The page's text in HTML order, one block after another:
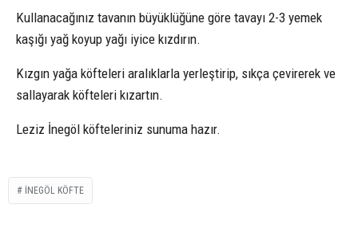
Kullanacağınız tavanın büyüklüğüne göre tavayı 2-3 yemek
kaşığı yağ koyup yağı iyice kızdırın.
Kızgın yağa köfteleri aralıklarla yerleştirip, sıkça çevirerek ve
sallayarak köfteleri kızartın.
Leziz İnegöl köfteleriniz sunuma hazır.
INEGÖL KÖFTE